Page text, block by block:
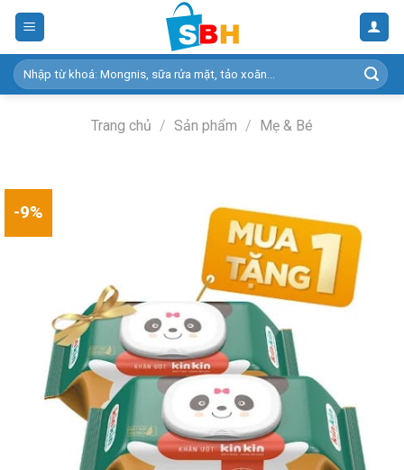
Skip
content
Tìm
kiếm:
Trang chủ / Sản phẩm / Mẹ & Bé
-9%